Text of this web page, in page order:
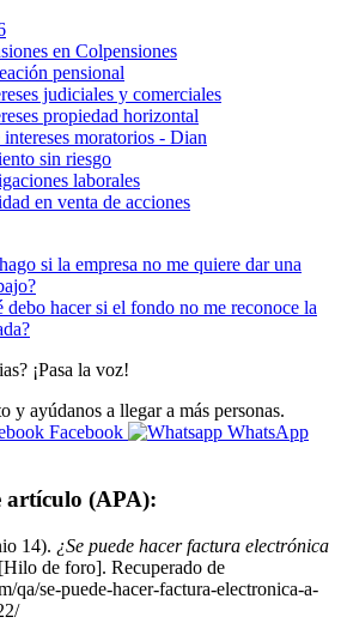
en Colpensiones
pensional
judiciales y comerciales
propiedad horizontal
moratorios - Dian
sin riesgo
laborales
en venta de acciones
si la empresa no me quiere dar una
debo hacer si el fondo no me reconoce la
¡Pasa la voz!
y ayúdanos a llegar a más personas.
Facebook
WhatsApp
artículo (APA):
14). ¿Se puede hacer factura electrónica
[Hilo de foro]. Recuperado de
qa/se-puede-hacer-factura-electronica-a-